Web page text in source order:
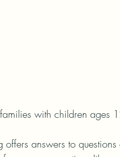
with children ages
offers answers to